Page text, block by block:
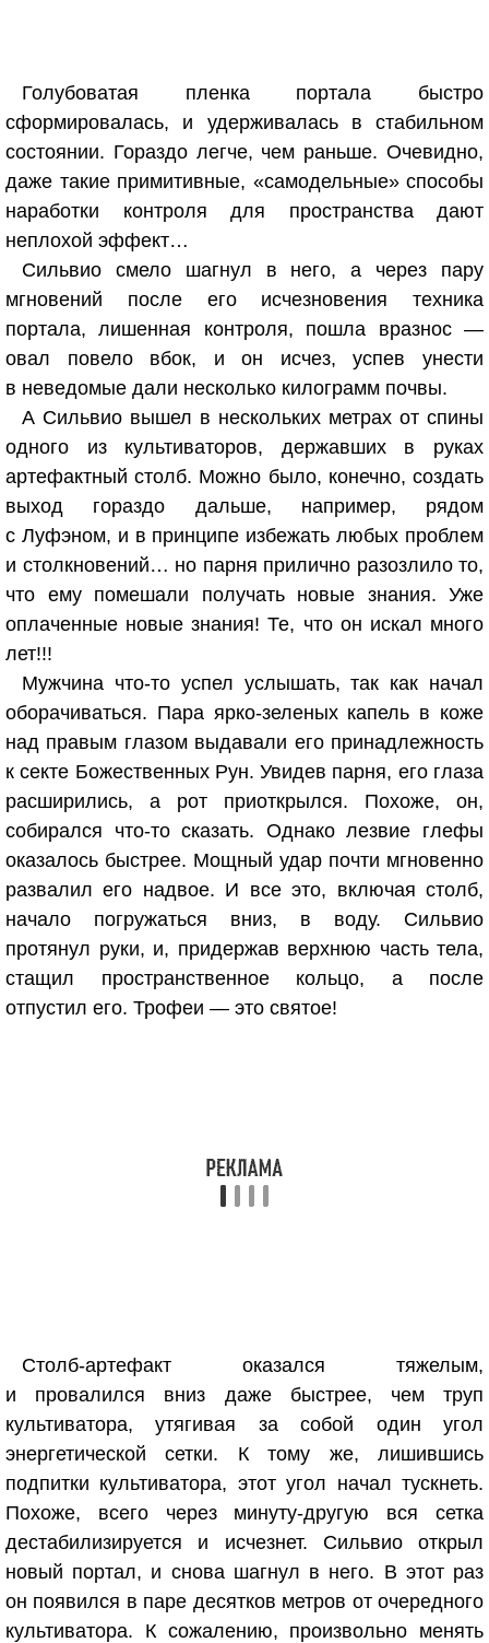
Голубоватая пленка портала быстро
сформировалась, и удерживалась в стабильном
состоянии. Гораздо легче, чем раньше. Очевидно,
даже такие примитивные, «самодельные» способы
наработки контроля для пространства дают
неплохой эффект…
Сильвио смело шагнул в него, а через пару
мгновений после его исчезновения техника
портала, лишенная контроля, пошла вразнос —
овал повело вбок, и он исчез, успев унести
в неведомые дали несколько килограмм почвы.
А Сильвио вышел в нескольких метрах от спины
одного из культиваторов, державших в руках
артефактный столб. Можно было, конечно, создать
выход гораздо дальше, например, рядом
с Луфэном, и в принципе избежать любых проблем
и столкновений… но парня прилично разозлило то,
что ему помешали получать новые знания. Уже
оплаченные новые знания! Те, что он искал много
лет!!!
Мужчина что-то успел услышать, так как начал
оборачиваться. Пара ярко-зеленых капель в коже
над правым глазом выдавали его принадлежность
к секте Божественных Рун. Увидев парня, его глаза
расширились, а рот приоткрылся. Похоже, он,
собирался что-то сказать. Однако лезвие глефы
оказалось быстрее. Мощный удар почти мгновенно
развалил его надвое. И все это, включая столб,
начало погружаться вниз, в воду. Сильвио
протянул руки, и, придержав верхнюю часть тела,
стащил пространственное кольцо, а после
отпустил его. Трофеи — это святое!
Столб-артефакт оказался тяжелым,
и провалился вниз даже быстрее, чем труп
культиватора, утягивая за собой один угол
энергетической сетки. К тому же, лишившись
подпитки культиватора, этот угол начал тускнеть.
Похоже, всего через минуту-другую вся сетка
дестабилизируется и исчезнет. Сильвио открыл
новый портал, и снова шагнул в него. В этот раз
он появился в паре десятков метров от очередного
культиватора. К сожалению, произвольно менять